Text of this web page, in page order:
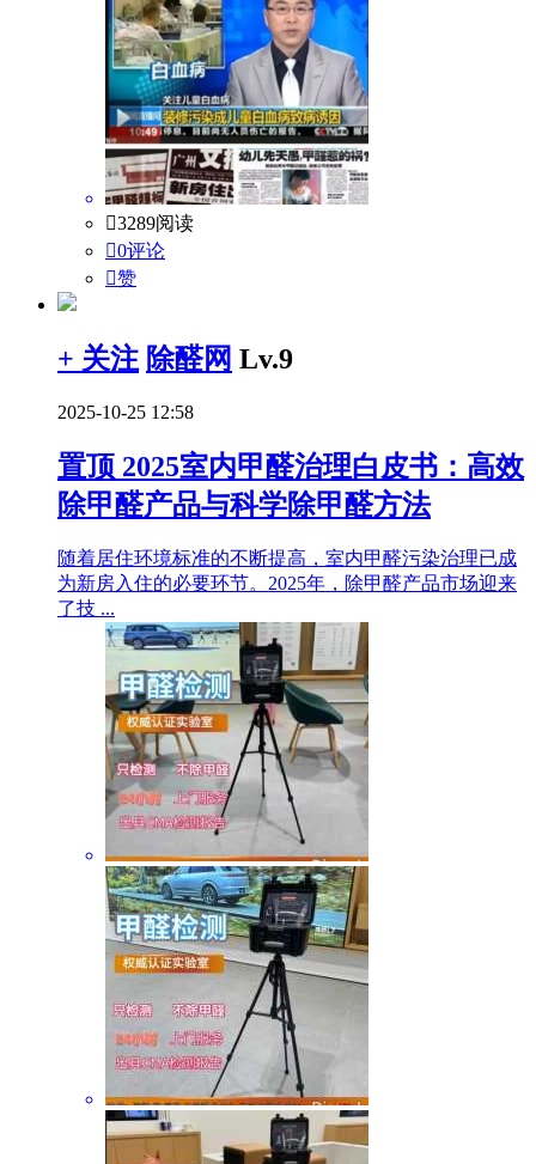
3289阅读
0评论
赞
+ 关注 除醛网 Lv.9
2025-10-25 12:58
置顶 2025室内甲醛治理白皮书：高效
除甲醛产品与科学除甲醛方法
随着居住环境标准的不断提高，室内甲醛污染治理已成
为新房入住的必要环节。2025年，除甲醛产品市场迎来
了技 ...